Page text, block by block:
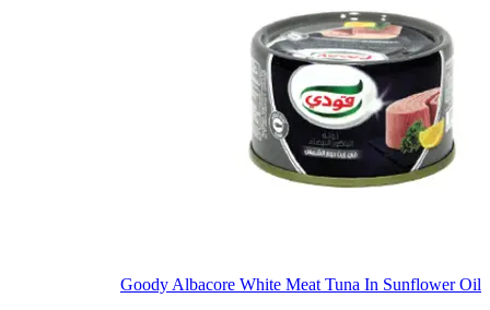
Goody Albacore White Meat Tuna In Sunflower Oil